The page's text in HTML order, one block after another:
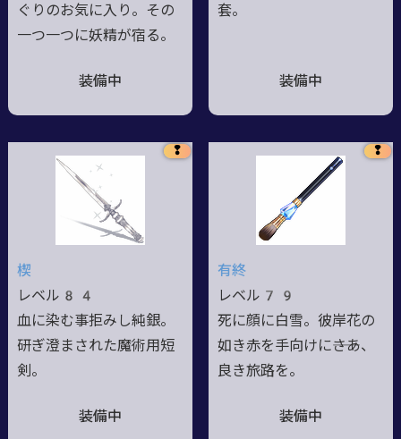
ぐりのお気に入り。その
一つ一つに妖精が宿る。
装備中
套。
装備中
❢
楔
レベル84
血に染む事拒みし純銀。
研ぎ澄まされた魔術用短
剣。
装備中
❢
有終
レベル79
死に顔に白雪。彼岸花の
如き赤を手向けに――さあ、
良き旅路を。
装備中